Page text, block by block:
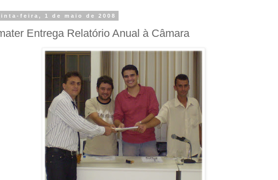
feira, 1 de maio de 2008
Entrega Relatório Anual à Câmara